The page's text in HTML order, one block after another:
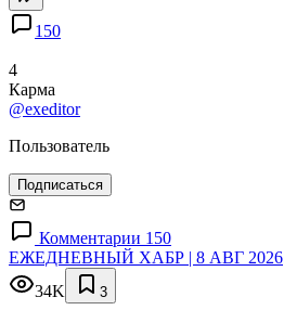
150
4
Карма
@exeditor
Пользователь
Подписаться
Комментарии 150
ЕЖЕДНЕВНЫЙ ХАБР | 8 АВГ 2026
34K
3